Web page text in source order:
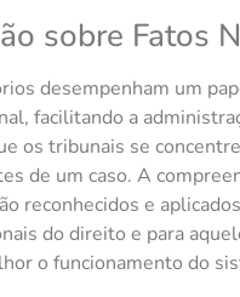
sobre Fatos
desempenham um
facilitando a
os tribunais se
de um caso. A
reconhecidos e
do direito e para
o funcionamento do